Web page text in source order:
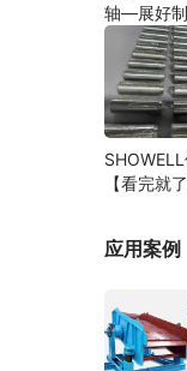
轴—展好
【看完就
应用案例